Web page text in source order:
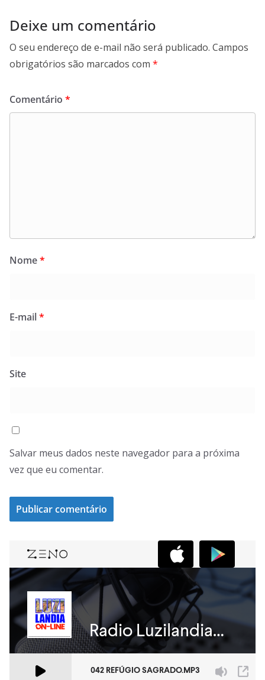
Deixe um comentário
O seu endereço de e-mail não será publicado. Campos
obrigatórios são marcados com *
Comentário *
Nome*
E-mail*
Site
Salvar meus dados neste navegador para a próxima
vez que eu comentar.